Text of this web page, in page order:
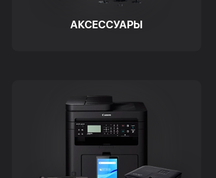
АКСЕССУАРЫ